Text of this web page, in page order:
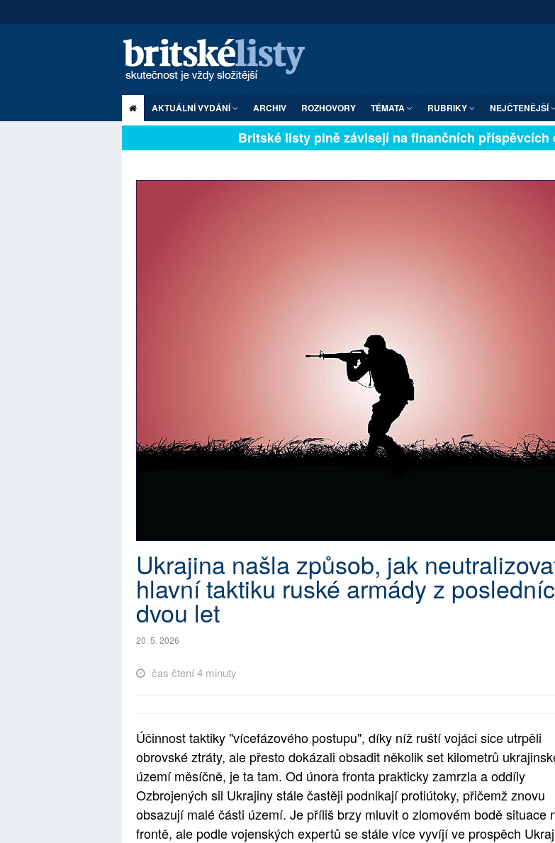
AKTUÁLNÍ VYDÁNÍ ARCHIV ROZHOVORY TÉMATA RUBRIKY NEJČTENĚJŠÍ
Britské listy plně závisejí na finančních příspěvcích
Ukrajina našla způsob, jak
hlavní taktiku ruské armády z
dvou let
20. 5. 2026
čas čtení 4 minuty
Účinnost taktiky "vícefázového postupu", díky níž ruští vojáci sice utrpěli
obrovské ztráty, ale přesto dokázali obsadit několik set kilometrů
území měsíčně, je ta tam. Od února fronta prakticky zamrzla a oddíly
Ozbrojených sil Ukrajiny stále častěji podnikají protiútoky, přičemž znovu
obsazují malé části území. Je příliš brzy mluvit o zlomovém bodě situace
frontě, ale podle vojenských expertů se stále více vyvíjí ve prospěch